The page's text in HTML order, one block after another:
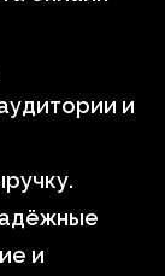
и
и